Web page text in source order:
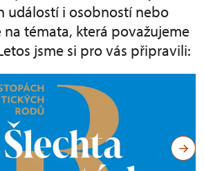
událostí i osobností nebo
témata, která považujeme
jsme si pro vás připravili: